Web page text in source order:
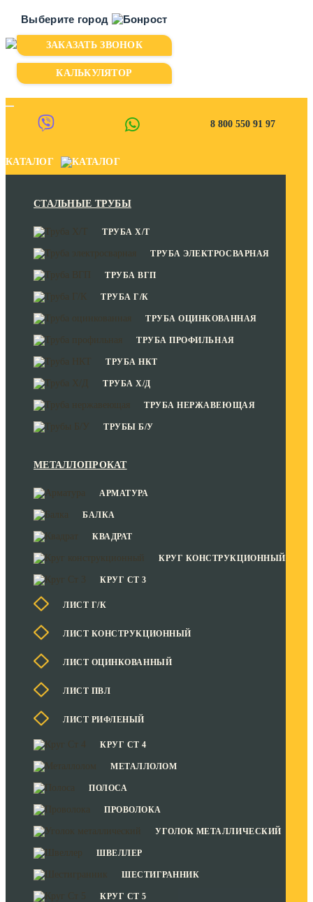
Выберите город
Казань
Киров
Пермь
ЗАКАЗАТЬ ЗВОНОК
КАЛЬКУЛЯТОР
8 800 550 91 97
КАТАЛОГ
СТАЛЬНЫЕ ТРУБЫ
ТРУБА Х/Т
ТРУБА ЭЛЕКТРОСВАРНАЯ
ТРУБА ВГП
ТРУБА Г/К
ТРУБА ОЦИНКОВАННАЯ
ТРУБА ПРОФИЛЬНАЯ
ТРУБА НКТ
ТРУБА Х/Д
ТРУБА НЕРЖАВЕЮЩАЯ
ТРУБЫ Б/У
МЕТАЛЛОПРОКАТ
АРМАТУРА
БАЛКА
КВАДРАТ
КРУГ КОНСТРУКЦИОННЫЙ
КРУГ СТ 3
ЛИСТ Г/К
ЛИСТ КОНСТРУКЦИОННЫЙ
ЛИСТ ОЦИНКОВАННЫЙ
ЛИСТ ПВЛ
ЛИСТ РИФЛЕНЫЙ
КРУГ СТ 4
МЕТАЛЛОЛОМ
ПОЛОСА
ПРОВОЛОКА
УГОЛОК МЕТАЛЛИЧЕСКИЙ
ШВЕЛЛЕР
ШЕСТИГРАННИК
КРУГ СТ 5